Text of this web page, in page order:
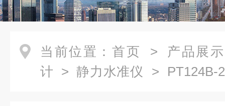
当前位置： 首页 > 产品展示
计 > 静力水准仪 > PT124B-